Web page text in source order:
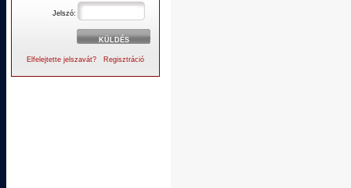
Jelszó:
Elfelejtette jelszavát? Regisztráció